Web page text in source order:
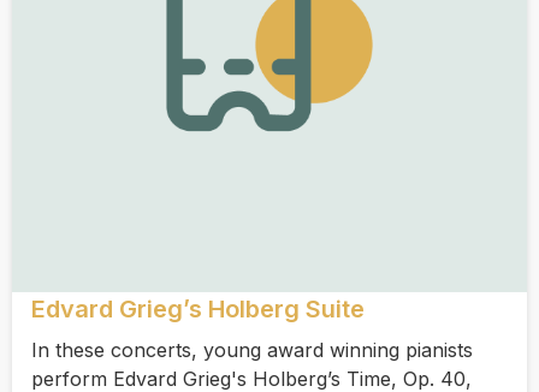
Edvard Grieg’s Holberg Suite
In these concerts, young award winning pianists
perform Edvard Grieg's Holberg’s Time, Op. 40,